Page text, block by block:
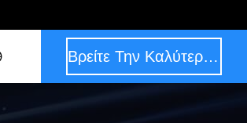
Βρείτε Την Καλύτερη Τιμή